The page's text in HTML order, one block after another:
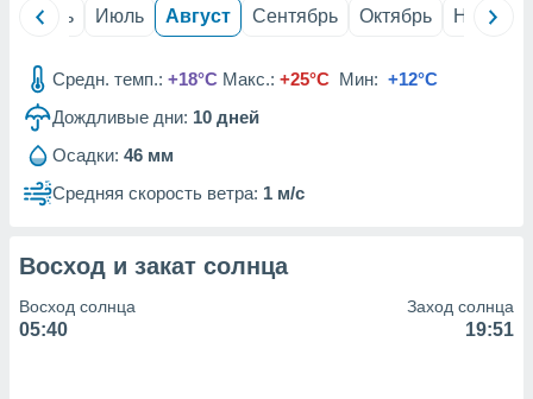
рекламы
сведения
1199
Июнь Июль Август Сентябрь Октябрь Ноябрь
Средн. темп.: +18°C Макс.: +25°C Мин: +12°C
Дождливые дни: 10 дней
Осадки: 46 мм
Средняя скорость ветра: 1 м/с
Восход и закат солнца
Восход солнца
05:40
Заход солнца
19:51